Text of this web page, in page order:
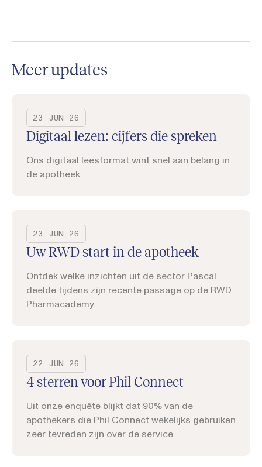
Meer updates
23 JUN 26
Digitaal lezen: cijfers die spreken
Ons digitaal leesformat wint snel aan belang in
de apotheek.
23 JUN 26
Uw RWD start in de apotheek
Ontdek welke inzichten uit de sector Pascal
deelde tijdens zijn recente passage op de RWD
Pharmacademy.
22 JUN 26
4 sterren voor Phil Connect
Uit onze enquête blijkt dat 90% van de
apothekers die Phil Connect wekelijks gebruiken
zeer tevreden zijn over de service.